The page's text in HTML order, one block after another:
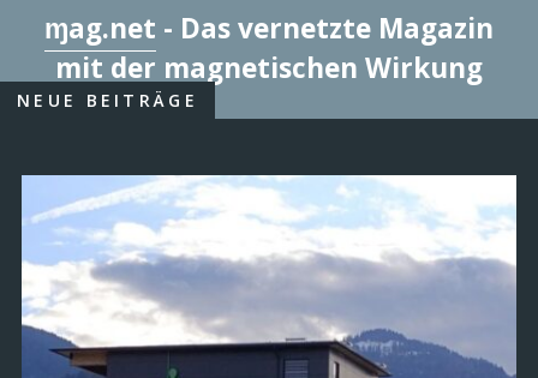
ɱag.net - Das vernetzte Magazin
mit der magnetischen Wirkung
NEUE BEITRÄGE